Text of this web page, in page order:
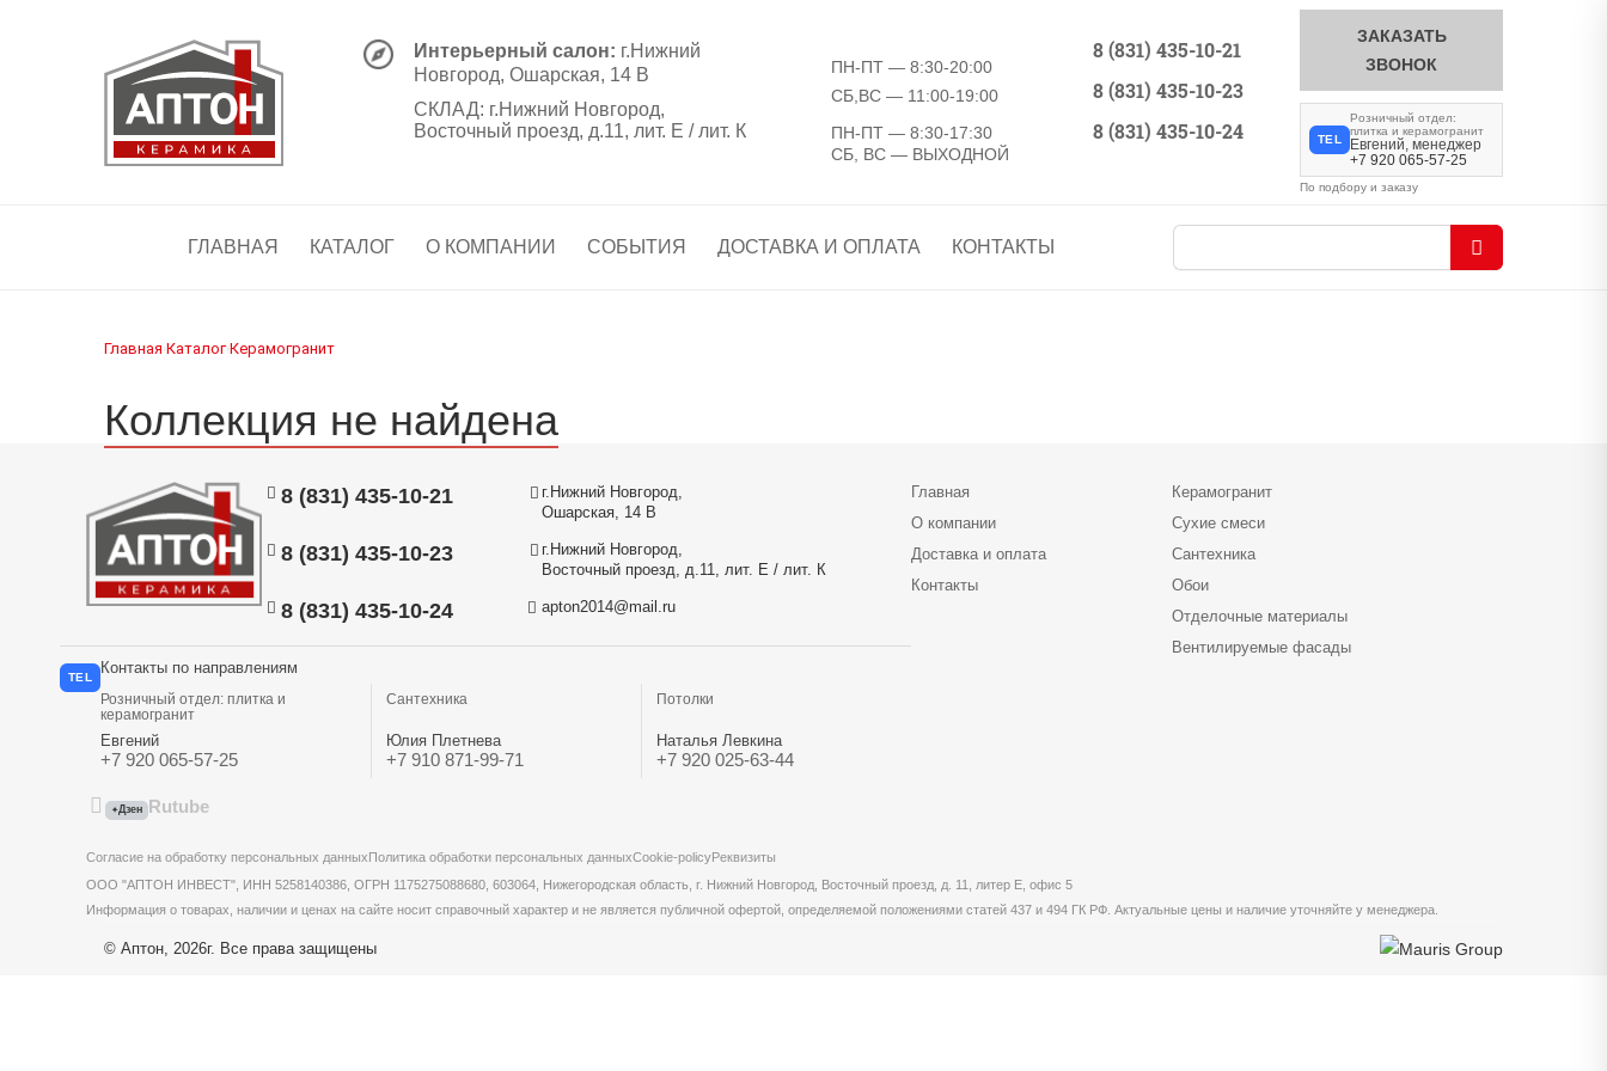
Интерьерный салон: г.Нижний
Новгород, Ошарская, 14 В
СКЛАД: г.Нижний Новгород,
Восточный проезд, д.11, лит. Е / лит. К
ПН-ПТ — 8:30-20:00
СБ,ВС — 11:00-19:00
ПН-ПТ — 8:30-17:30
СБ, ВС — ВЫХОДНОЙ
8 (831) 435-10-21
8 (831) 435-10-23
8 (831) 435-10-24
ЗАКАЗАТЬ
ЗВОНОК
TEL
Розничный отдел:
плитка и керамогранит
Евгений, менеджер
+7 920 065-57-25
По подбору и заказу
ГЛАВНАЯ КАТАЛОГ О КОМПАНИИ СОБЫТИЯ ДОСТАВКА И ОПЛАТА КОНТАКТЫ
Главная›Каталог›Керамогранит
Коллекция не найдена
8 (831) 435-10-21
8 (831) 435-10-23
8 (831) 435-10-24
г.Нижний Новгород,
Ошарская, 14 В
г.Нижний Новгород,
Восточный проезд, д.11, лит. Е / лит. К
apton2014@mail.ru
TEL
Контакты по направлениям
Розничный отдел: плитка и
керамогранит
Евгений
+7 920 065-57-25
Сантехника
Юлия Плетнева
+7 910 871-99-71
Потолки
Наталья Левкина
+7 920 025-63-44
✦Дзен Rutube
Главная
О компании
Доставка и оплата
Контакты
Керамогранит
Сухие смеси
Сантехника
Обои
Отделочные материалы
Вентилируемые фасады
Согласие на обработку персональных данныхПолитика обработки персональных данныхCookie-policyРеквизиты
ООО "АПТОН ИНВЕСТ", ИНН 5258140386, ОГРН 1175275088680, 603064, Нижегородская область, г. Нижний Новгород, Восточный проезд, д. 11, литер Е, офис 5
Информация о товарах, наличии и ценах на сайте носит справочный характер и не является публичной офертой, определяемой положениями статей 437 и 494 ГК РФ. Актуальные цены и наличие уточняйте у менеджера.
© Аптон, 2026г. Все права защищены